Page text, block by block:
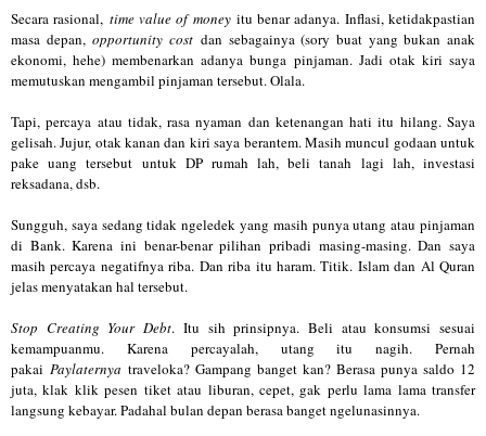
Secara rasional, time value of money itu benar adanya. Inflasi, ketidakpastian
masa depan,opportunity cost dan sebagainya (sory buat yang bukan anak
ekonomi, hehe) membenarkan adanya bunga pinjaman. Jadi otak kiri saya
memutuskan mengambil pinjaman tersebut. Olala.
Tapi, percaya atau tidak, rasa nyaman dan ketenangan hati itu hilang. Saya
gelisah. Jujur, otak kanan dan kiri saya berantem. Masih muncul godaan untuk
pake uang tersebut untuk DP rumah lah, beli tanah lagi lah, investasi
reksadana, dsb.
Sungguh, saya sedang tidak ngeledek yang masih punya utang atau pinjaman
di Bank. Karena ini benar-benar pilihan pribadi masing-masing. Dan saya
masih percaya negatifnya riba. Dan riba itu haram. Titik. Islam dan Al Quran
jelas menyatakan hal tersebut.
Stop Creating Your Debt. Itu sih prinsipnya. Beli atau konsumsi sesuai
kemampuanmu. Karena percayalah, utang itu nagih. Pernah
pakai Paylaternya traveloka? Gampang banget kan? Berasa punya saldo 12
juta, klak klik pesen tiket atau liburan, cepet, gak perlu lama lama transfer
langsung kebayar. Padahal bulan depan berasa banget ngelunasinnya.